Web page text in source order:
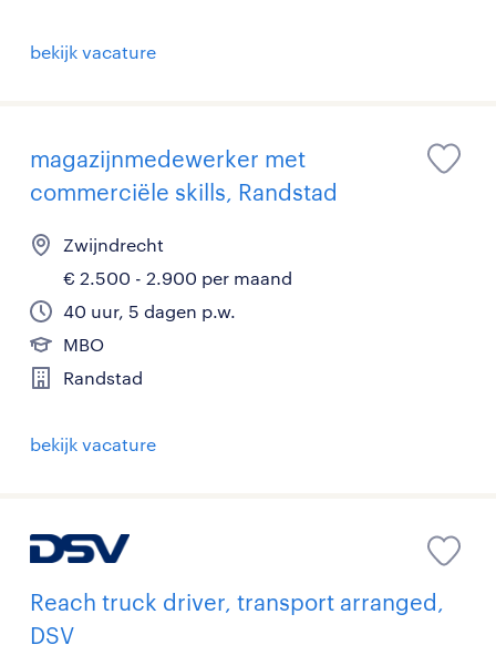
bekijk vacature
magazijnmedewerker met
commerciële skills, Randstad
Zwijndrecht
€ 2.500 - 2.900 per maand
40 uur, 5 dagen p.w.
MBO
Randstad
bekijk vacature
Reach truck driver, transport arranged,
DSV